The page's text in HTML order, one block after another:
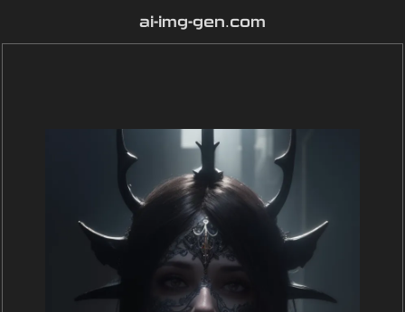
ai-img-gen.com